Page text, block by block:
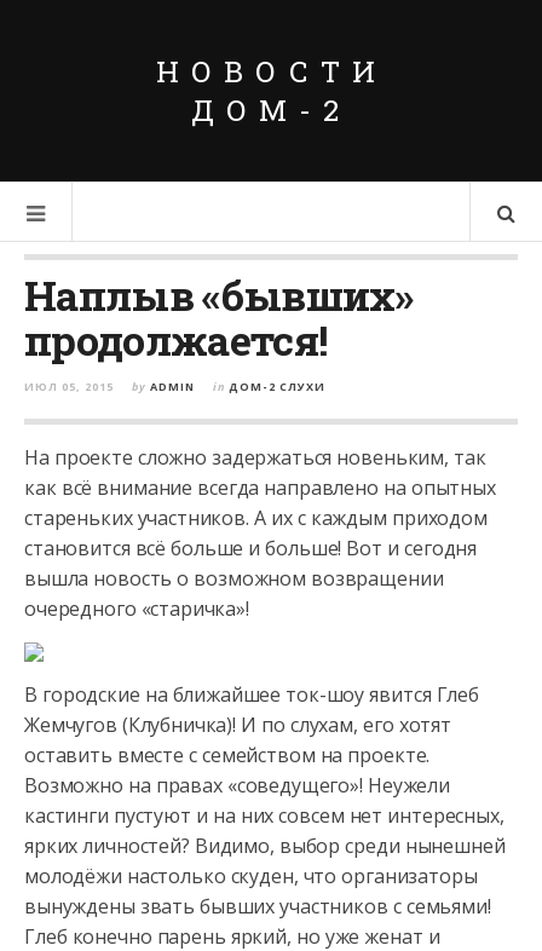
НОВОСТИ
ДОМ-2
Наплыв «бывших»
продолжается!
ИЮЛ 05, 2015 by ADMIN in ДОМ-2 СЛУХИ
На проекте сложно задержаться новеньким, так
как всё внимание всегда направлено на опытных
стареньких участников. А их с каждым приходом
становится всё больше и больше! Вот и сегодня
вышла новость о возможном возвращении
очередного «старичка»!
В городские на ближайшее ток-шоу явится Глеб
Жемчугов (Клубничка)! И по слухам, его хотят
оставить вместе с семейством на проекте.
Возможно на правах «соведущего»! Неужели
кастинги пустуют и на них совсем нет интересных,
ярких личностей? Видимо, выбор среди нынешней
молодёжи настолько скуден, что организаторы
вынуждены звать бывших участников с семьями!
Глеб конечно парень яркий, но уже женат и